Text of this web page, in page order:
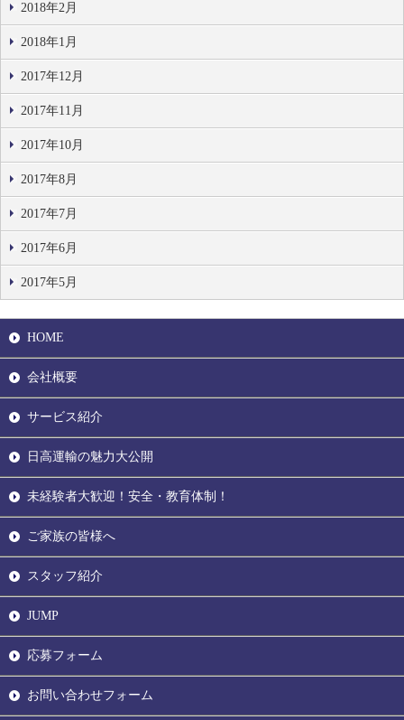
2018年2月
2018年1月
2017年12月
2017年11月
2017年10月
2017年8月
2017年7月
2017年6月
2017年5月
HOME
会社概要
サービス紹介
日高運輸の魅力大公開
未経験者大歓迎！安全・教育体制！
ご家族の皆様へ
スタッフ紹介
JUMP
応募フォーム
お問い合わせフォーム